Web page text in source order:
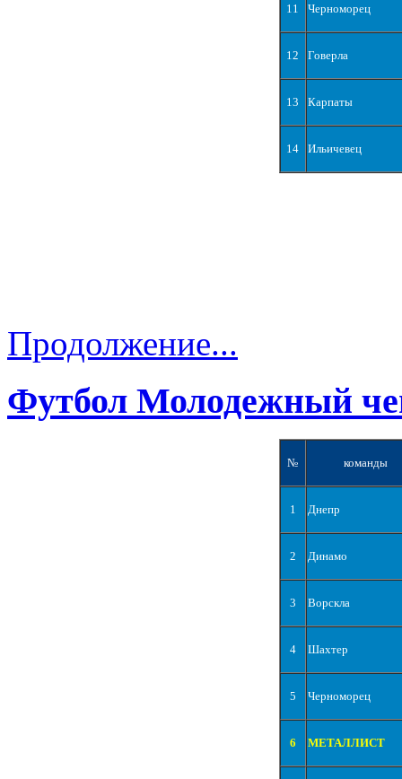
11 Черноморец
12 Говерла
13 Карпаты
14 Ильичевец
Продолжение...
Футбол Молодежный
№ команды
1 Днепр
2 Динамо
3 Ворскла
4 Шахтер
5 Черноморец
6 МЕТАЛЛИСТ